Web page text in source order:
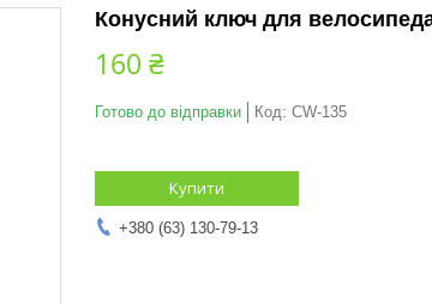
Конусний ключ для
160 ₴
Готово до відправки Код: CW-135
Купити
+380 (63) 130-79-13